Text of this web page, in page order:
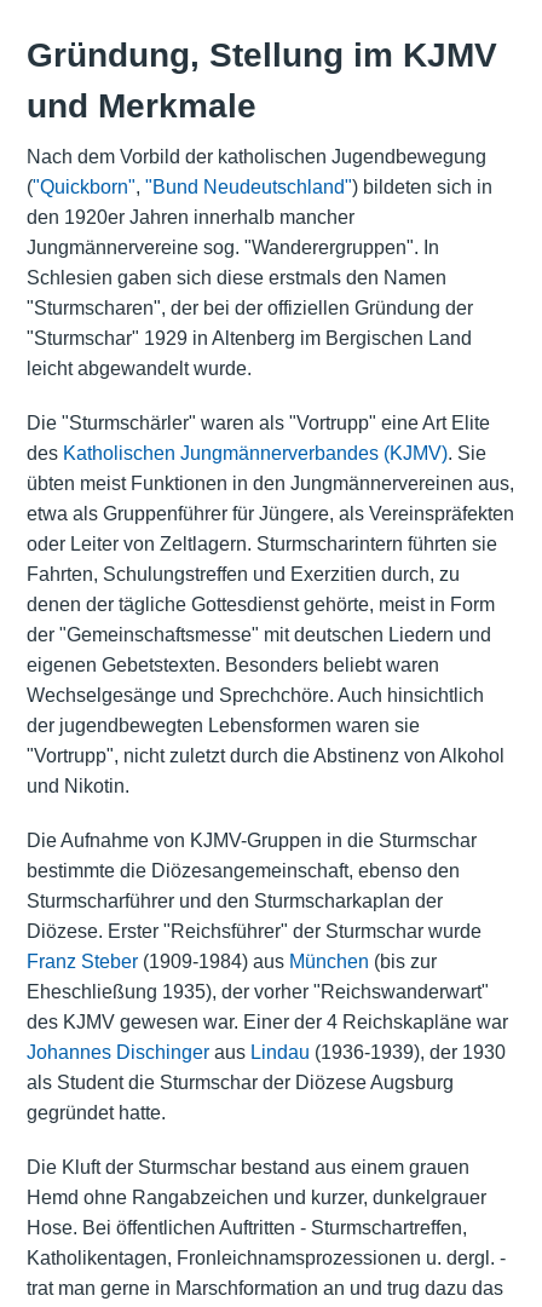
Gründung, Stellung im KJMV
und Merkmale
Nach dem Vorbild der katholischen Jugendbewegung
("Quickborn", "Bund Neudeutschland") bildeten sich in
den 1920er Jahren innerhalb mancher
Jungmännervereine sog. "Wanderergruppen". In
Schlesien gaben sich diese erstmals den Namen
"Sturmscharen", der bei der offiziellen Gründung der
"Sturmschar" 1929 in Altenberg im Bergischen Land
leicht abgewandelt wurde.
Die "Sturmschärler" waren als "Vortrupp" eine Art Elite
des Katholischen Jungmännerverbandes (KJMV). Sie
übten meist Funktionen in den Jungmännervereinen aus,
etwa als Gruppenführer für Jüngere, als Vereinspräfekten
oder Leiter von Zeltlagern. Sturmscharintern führten sie
Fahrten, Schulungstreffen und Exerzitien durch, zu
denen der tägliche Gottesdienst gehörte, meist in Form
der "Gemeinschaftsmesse" mit deutschen Liedern und
eigenen Gebetstexten. Besonders beliebt waren
Wechselgesänge und Sprechchöre. Auch hinsichtlich
der jugendbewegten Lebensformen waren sie
"Vortrupp", nicht zuletzt durch die Abstinenz von Alkohol
und Nikotin.
Die Aufnahme von KJMV-Gruppen in die Sturmschar
bestimmte die Diözesangemeinschaft, ebenso den
Sturmscharführer und den Sturmscharkaplan der
Diözese. Erster "Reichsführer" der Sturmschar wurde
Franz Steber(1909-1984) aus München (bis zur
Eheschließung 1935), der vorher "Reichswanderwart"
des KJMV gewesen war. Einer der 4 Reichskapläne war
Johannes Dischingeraus Lindau (1936-1939), der 1930
als Student die Sturmschar der Diözese Augsburg
gegründet hatte.
Die Kluft der Sturmschar bestand aus einem grauen
Hemd ohne Rangabzeichen und kurzer, dunkelgrauer
Hose. Bei öffentlichen Auftritten - Sturmschartreffen,
Katholikentagen, Fronleichnamsprozessionen u. dergl. -
trat man gerne in Marschformation an und trug dazu das